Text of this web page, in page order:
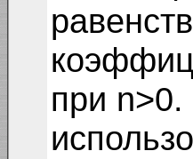
при